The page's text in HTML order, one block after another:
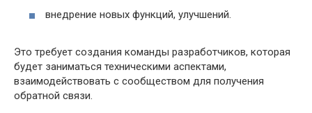
внедрение новых функций, улучшений.
Это требует создания команды разработчиков, которая
будет заниматься техническими аспектами,
взаимодействовать с сообществом для получения
обратной связи.